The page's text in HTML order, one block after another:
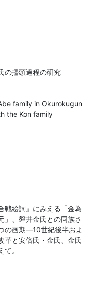
の擡頭過程の研究
family in Okurokugun
the Kon family
戦絵詞』にみえる「金為
」、磐井金氏との同族さ
の画期―10世紀後半およ
革と安倍氏・金氏、金氏
。